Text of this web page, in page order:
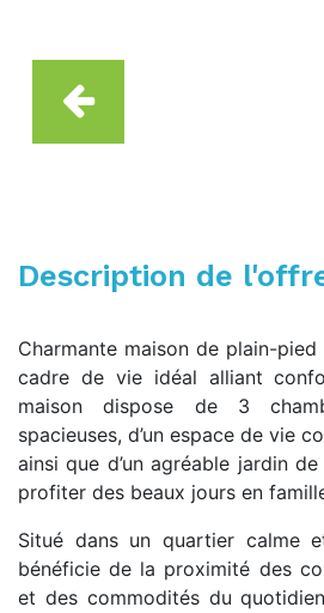
Description de
Charmante maison de plain-
cadre de vie idéal alliant
maison dispose de 3
spacieuses, d’un espace de vie
ainsi que d’un agréable jardin
profiter des beaux jours en
Situé dans un quartier calme
bénéficie de la proximité des
et des commodités du